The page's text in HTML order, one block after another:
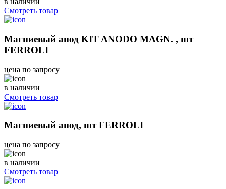
Смотреть товар
Магниевый анод KIT ANODO MAGN. , шт
FERROLI
цена по запросу
в наличии
Смотреть товар
Магниевый анод, шт FERROLI
цена по запросу
в наличии
Смотреть товар